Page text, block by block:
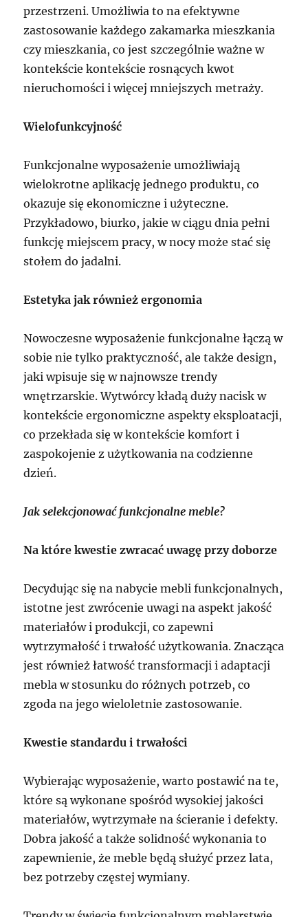
przestrzeni. Umożliwia to na efektywne
zastosowanie każdego zakamarka mieszkania
czy mieszkania, co jest szczególnie ważne w
kontekście kontekście rosnących kwot
nieruchomości i więcej mniejszych metraży.
Wielofunkcyjność
Funkcjonalne wyposażenie umożliwiają
wielokrotne aplikację jednego produktu, co
okazuje się ekonomiczne i użyteczne.
Przykładowo, biurko, jakie w ciągu dnia pełni
funkcję miejscem pracy, w nocy może stać się
stołem do jadalni.
Estetyka jak również ergonomia
Nowoczesne wyposażenie funkcjonalne łączą w
sobie nie tylko praktyczność, ale także design,
jaki wpisuje się w najnowsze trendy
wnętrzarskie. Wytwórcy kładą duży nacisk w
kontekście ergonomiczne aspekty eksploatacji,
co przekłada się w kontekście komfort i
zaspokojenie z użytkowania na codzienne
dzień.
Jak selekcjonować funkcjonalne meble?
Na które kwestie zwracać uwagę przy doborze
Decydując się na nabycie mebli funkcjonalnych,
istotne jest zwrócenie uwagi na aspekt jakość
materiałów i produkcji, co zapewni
wytrzymałość i trwałość użytkowania. Znacząca
jest również łatwość transformacji i adaptacji
mebla w stosunku do różnych potrzeb, co
zgoda na jego wieloletnie zastosowanie.
Kwestie standardu i trwałości
Wybierając wyposażenie, warto postawić na te,
które są wykonane spośród wysokiej jakości
materiałów, wytrzymałe na ścieranie i defekty.
Dobra jakość a także solidność wykonania to
zapewnienie, że meble będą służyć przez lata,
bez potrzeby częstej wymiany.